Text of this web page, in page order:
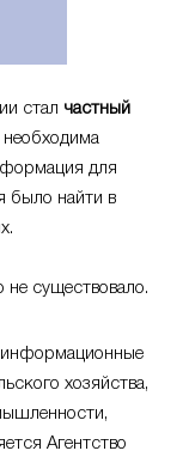
стал частный
для
было найти в
существовало.
хозяйства,
Агентство